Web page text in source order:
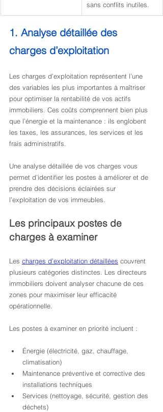
sans conflits inutiles.
1. Analyse détaillée des
charges d’exploitation
Les charges d’exploitation représentent l’une
des variables les plus importantes à maîtriser
pour optimiser la rentabilité de vos actifs
immobiliers. Ces coûts comprennent bien plus
que l’énergie et la maintenance : ils englobent
les taxes, les assurances, les services et les
frais administratifs.
Une analyse détaillée de vos charges vous
permet d’identifier les postes à améliorer et de
prendre des décisions éclairées sur
l’exploitation de vos immeubles.
Les principaux postes de
charges à examiner
Les charges d’exploitation détaillées couvrent
plusieurs catégories distinctes. Les directeurs
immobiliers doivent analyser chacune de ces
zones pour maximiser leur efficacité
opérationnelle.
Les postes à examiner en priorité incluent :
Énergie (électricité, gaz, chauffage,
climatisation)
Maintenance préventive et corrective des
installations techniques
Services (nettoyage, sécurité, gestion des
déchets)